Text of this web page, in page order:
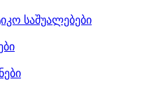
საშუალებები